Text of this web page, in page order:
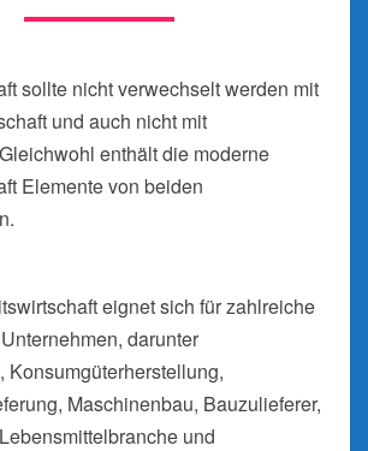
sollte nicht verwechselt werden mit
und auch nicht mit
enthält die moderne
Elemente von beiden
eignet sich für zahlreiche
darunter
Konsumgüterherstellung,
Maschinenbau, Bauzulieferer,
und